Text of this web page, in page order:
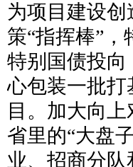
为项目建设
策“指挥棒”
特别国债投向
心包装一批
目。加大向
省里的“大盘
业、招商分